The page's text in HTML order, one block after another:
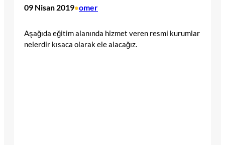
09 Nisan 2019•omer
Aşağıda eğitim alanında hizmet veren resmi kurumlar
nelerdir kısaca olarak ele alacağız.